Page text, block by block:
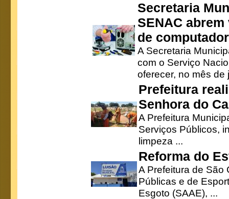
Secretaria
SENAC
de
A Secretaria
com o Serviço
oferecer, no mês de
Prefeitura
Senhora do
A Prefeitura
Serviços Públicos,
limpeza ...
Reforma do
A Prefeitura de São
Públicas e de
Esgoto (SAAE), ...